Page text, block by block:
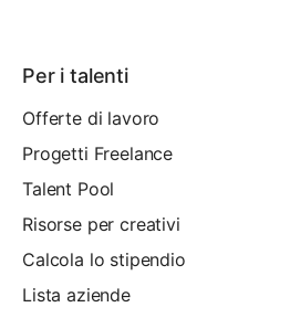
Per i talenti
Offerte di lavoro
Progetti Freelance
Talent Pool
Risorse per creativi
Calcola lo stipendio
Lista aziende